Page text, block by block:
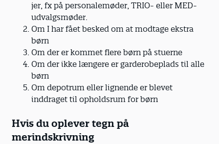
jer, fx på personalemøder, TRIO- eller MED-
udvalgsmøder.
Om I har fået besked om at modtage ekstra
børn
Om der er kommet flere børn på stuerne
Om der ikke længere er garderobeplads til alle
børn
Om depotrum eller lignende er blevet
inddraget til opholdsrum for børn
Hvis du oplever tegn på
merindskrivning